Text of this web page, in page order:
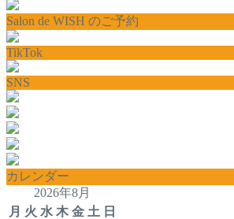
Salon de WISH のご予約
TikTok
SNS
カレンダー
2026年8月
月 火 水 木 金 土 日